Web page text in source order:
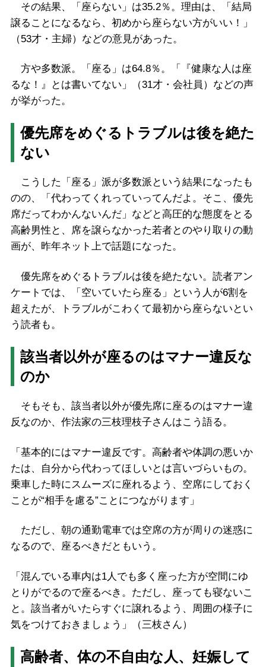
その結果、「座らない」は35.2％。理由は、「結局
譲ることになるなら、初めから座らない方がいい！」
（53才・主婦）などの意見があった。
方や多数派。「座る」は64.8％。「『健康な人は座
るな！』とは書いてない」（31才・会社員）などの声
が挙がった。
優先席をめぐるトラブルは後を絶た
ない
こうした「座る」派が多数派という結果になったも
のの、「代わってくれっていってんだよ。そこ、優先
席だってわかんないんだ」などと高圧的な態度をとる
高齢男性と、席を譲らなかった若者とのやり取りの動
画が、昨年ネット上で話題になった。
優先席をめぐるトラブルは後を絶たない。読者アン
ケートでは、「空いていたら座る」という人が6割を
超えたが、トラブルがこわくて最初から座らないとい
う読者も。
該当者以外が座るのはマナー違反な
のか
そもそも、該当者以外が優先席に座るのはマナー違
反なのか、作法家の三枝理枝子さんはこう語る。
「基本的にはマナー違反です。高齢者や体調の悪いか
たは、自分から代わってほしいとは言いづらいもの。
乗車した時にスムーズに座れるよう、空席にしておく
ことが“相手を慮る”ことにつながります」
ただし、朝の通勤電車では空席の方が周りの迷惑に
なるので、座るべきだともいう。
「混んでいる車内は1人でも多く座った方が空間にゆ
とりがでるので座るべき。ただし、座っても寝ないこ
と。該当者がいたらすぐに譲れるよう、周囲の様子に
気をつけておきましょう」（三枝さん）
高齢者、体の不自由な人、妊娠して